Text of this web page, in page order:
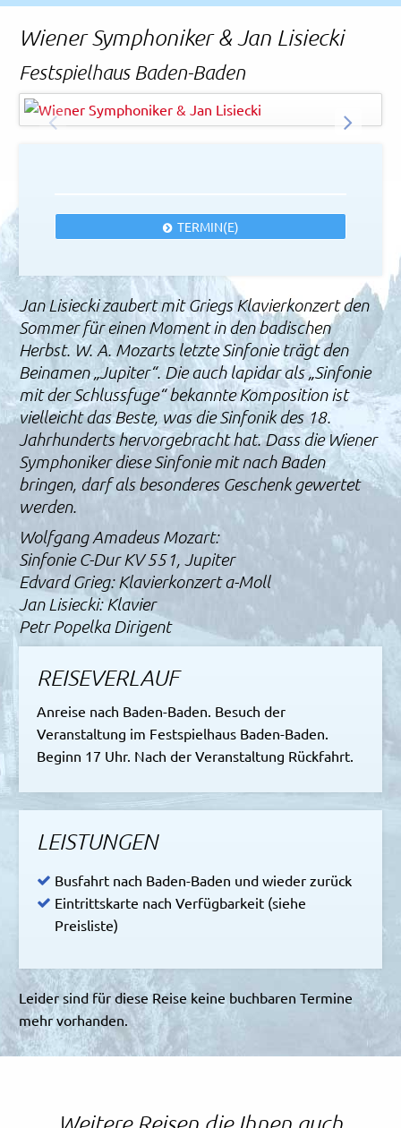
Wiener Symphoniker & Jan Lisiecki
Festspielhaus Baden-Baden
-
© Festspielhaus Baden-Baden
TERMIN(E)
Jan Lisiecki zaubert mit Griegs Klavierkonzert den
Sommer für einen Moment in den badischen
Herbst. W. A. Mozarts letzte Sinfonie trägt den
Beinamen „Jupiter“. Die auch lapidar als „Sinfonie
mit der Schlussfuge“ bekannte Komposition ist
vielleicht das Beste, was die Sinfonik des 18.
Jahrhunderts hervorgebracht hat. Dass die Wiener
Symphoniker diese Sinfonie mit nach Baden
bringen, darf als besonderes Geschenk gewertet
werden.
Wolfgang Amadeus Mozart:
Sinfonie C-Dur KV 551, Jupiter
Edvard Grieg: Klavierkonzert a-Moll
Jan Lisiecki: Klavier
Petr Popelka Dirigent
REISEVERLAUF
Anreise nach Baden-Baden. Besuch der
Veranstaltung im Festspielhaus Baden-Baden.
Beginn 17 Uhr. Nach der Veranstaltung Rückfahrt.
LEISTUNGEN
Busfahrt nach Baden-Baden und wieder zurück
Eintrittskarte nach Verfügbarkeit (siehe
Preisliste)
Leider sind für diese Reise keine buchbaren Termine
mehr vorhanden.
Rechtliches und AGB
Reiseversicherung